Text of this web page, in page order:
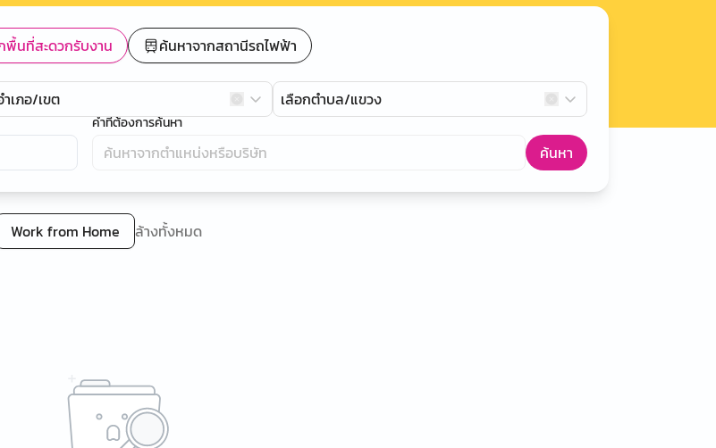
พื้นที่สะดวกรับงาน ค้นหาจากสถานีรถไฟฟ้า
เภอ/เขต เลือกตำบล/แขวง
คำที่ต้องการค้นหา
ค้นหา
Work from Home ล้างทั้งหมด